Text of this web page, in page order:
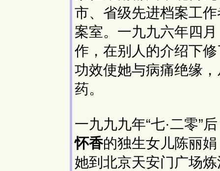
市、省级先进档案工
案室。一九九六年四
作，在别人的介绍下
功效使她与病痛绝缘
药。
一九九九年“七·二零”
怀香的独生女儿陈丽
她到北京天安门广场